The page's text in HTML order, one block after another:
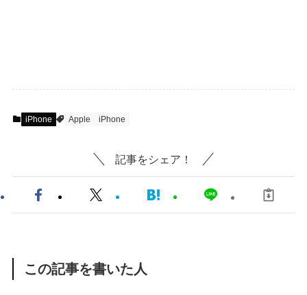
iPhone Apple iPhone
記事をシェア！
この記事を書いた人